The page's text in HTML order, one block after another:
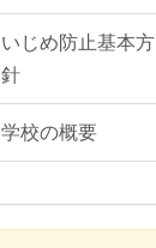
いじめ防止基本方
針
学校の概要